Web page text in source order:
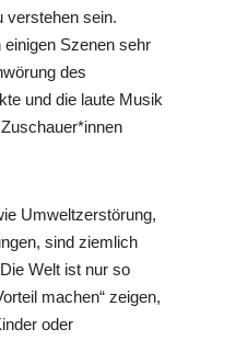
verstehen sein.
Szenen sehr
des
und die laute Musik
Umweltzerstörung,
sind ziemlich
Welt ist nur so
machen“ zeigen,
oder